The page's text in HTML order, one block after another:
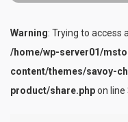
Warning: Trying to access
/home/wp-server01/
content/themes/savoy-
product/share.phpon line